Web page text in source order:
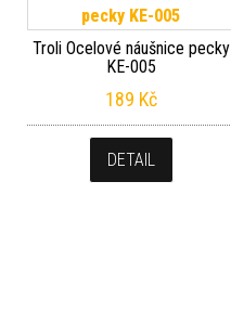
Troli Ocelové náušnice pecky
KE-005
189 Kč
DETAIL